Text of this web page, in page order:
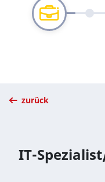
zurück
IT-